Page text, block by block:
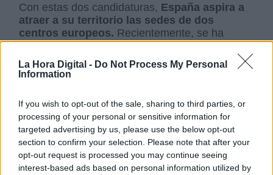
La Hora Digital - Do Not Process My Personal
Information
If you wish to opt-out of the sale, sharing to third parties, or
processing of your personal or sensitive information for
targeted advertising by us, please use the below opt-out
section to confirm your selection. Please note that after your
opt-out request is processed you may continue seeing
interest-based ads based on personal information utilized by
Con estas dos candidaturas, España aspira a
atraer a su territorio las sedes de dos
centros europeos. Recientemente, se ha
presentado la ciudad de Barcelona candidatura
a albergar la tercera sede del Centro Europeo
de Previsiones Meteorológicos a Plazo Medio, y
sede del Centro Europeo de Competencia
Industrial, Tecnológica y de Investigación en
Seguridad.
Gobierno de España
Ministerio de Ciencia e Innovación